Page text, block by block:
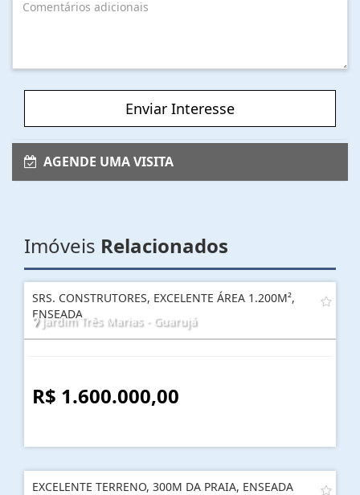
Enviar Interesse
AGENDE UMA VISITA
Imóveis Relacionados
SRS. CONSTRUTORES, EXCELENTE ÁREA 1.200M²,
ENSEADA
Jardim Três Marias - Guarujá
R$ 1.600.000,00
EXCELENTE TERRENO, 300M DA PRAIA, ENSEADA